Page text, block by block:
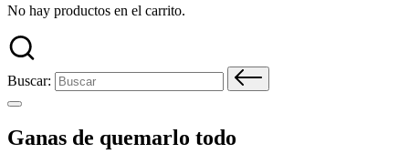
No hay productos en el carrito.
Buscar:
Ganas de quemarlo todo